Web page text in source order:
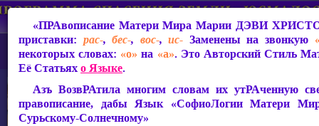
«ПРАвописание Матери МираМарии ДЭВИ
приставки: рас-,бес-, вос-,ис- Заменены на звонкую
некоторых словах: «о» на «а». Это Авторский Стиль
Её Статьяхо Языке.
Азъ ВозвРАтила многим словам их утРАченную
правописание, дабы Язык «СофиоЛогии Матери
Сурьскому-Солнечному»